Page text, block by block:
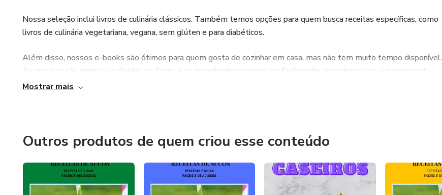
Nossa seleção inclui livros de culinária clássicos. Também temos opções para quem busca receitas específicas, como
livros de culinária vegetariana, vegana, sem glúten e para diabéticos.
Além disso, nossos e-books são ótimos para quem gosta de cozinhar em casa, mas não tem muito tempo disponível.
As receitas são simples e rápidas de fazer, e os ingredientes podem ser facilmente encontrados no supermercado.
Mostrar mais
Outros produtos de quem criou esse conteúdo